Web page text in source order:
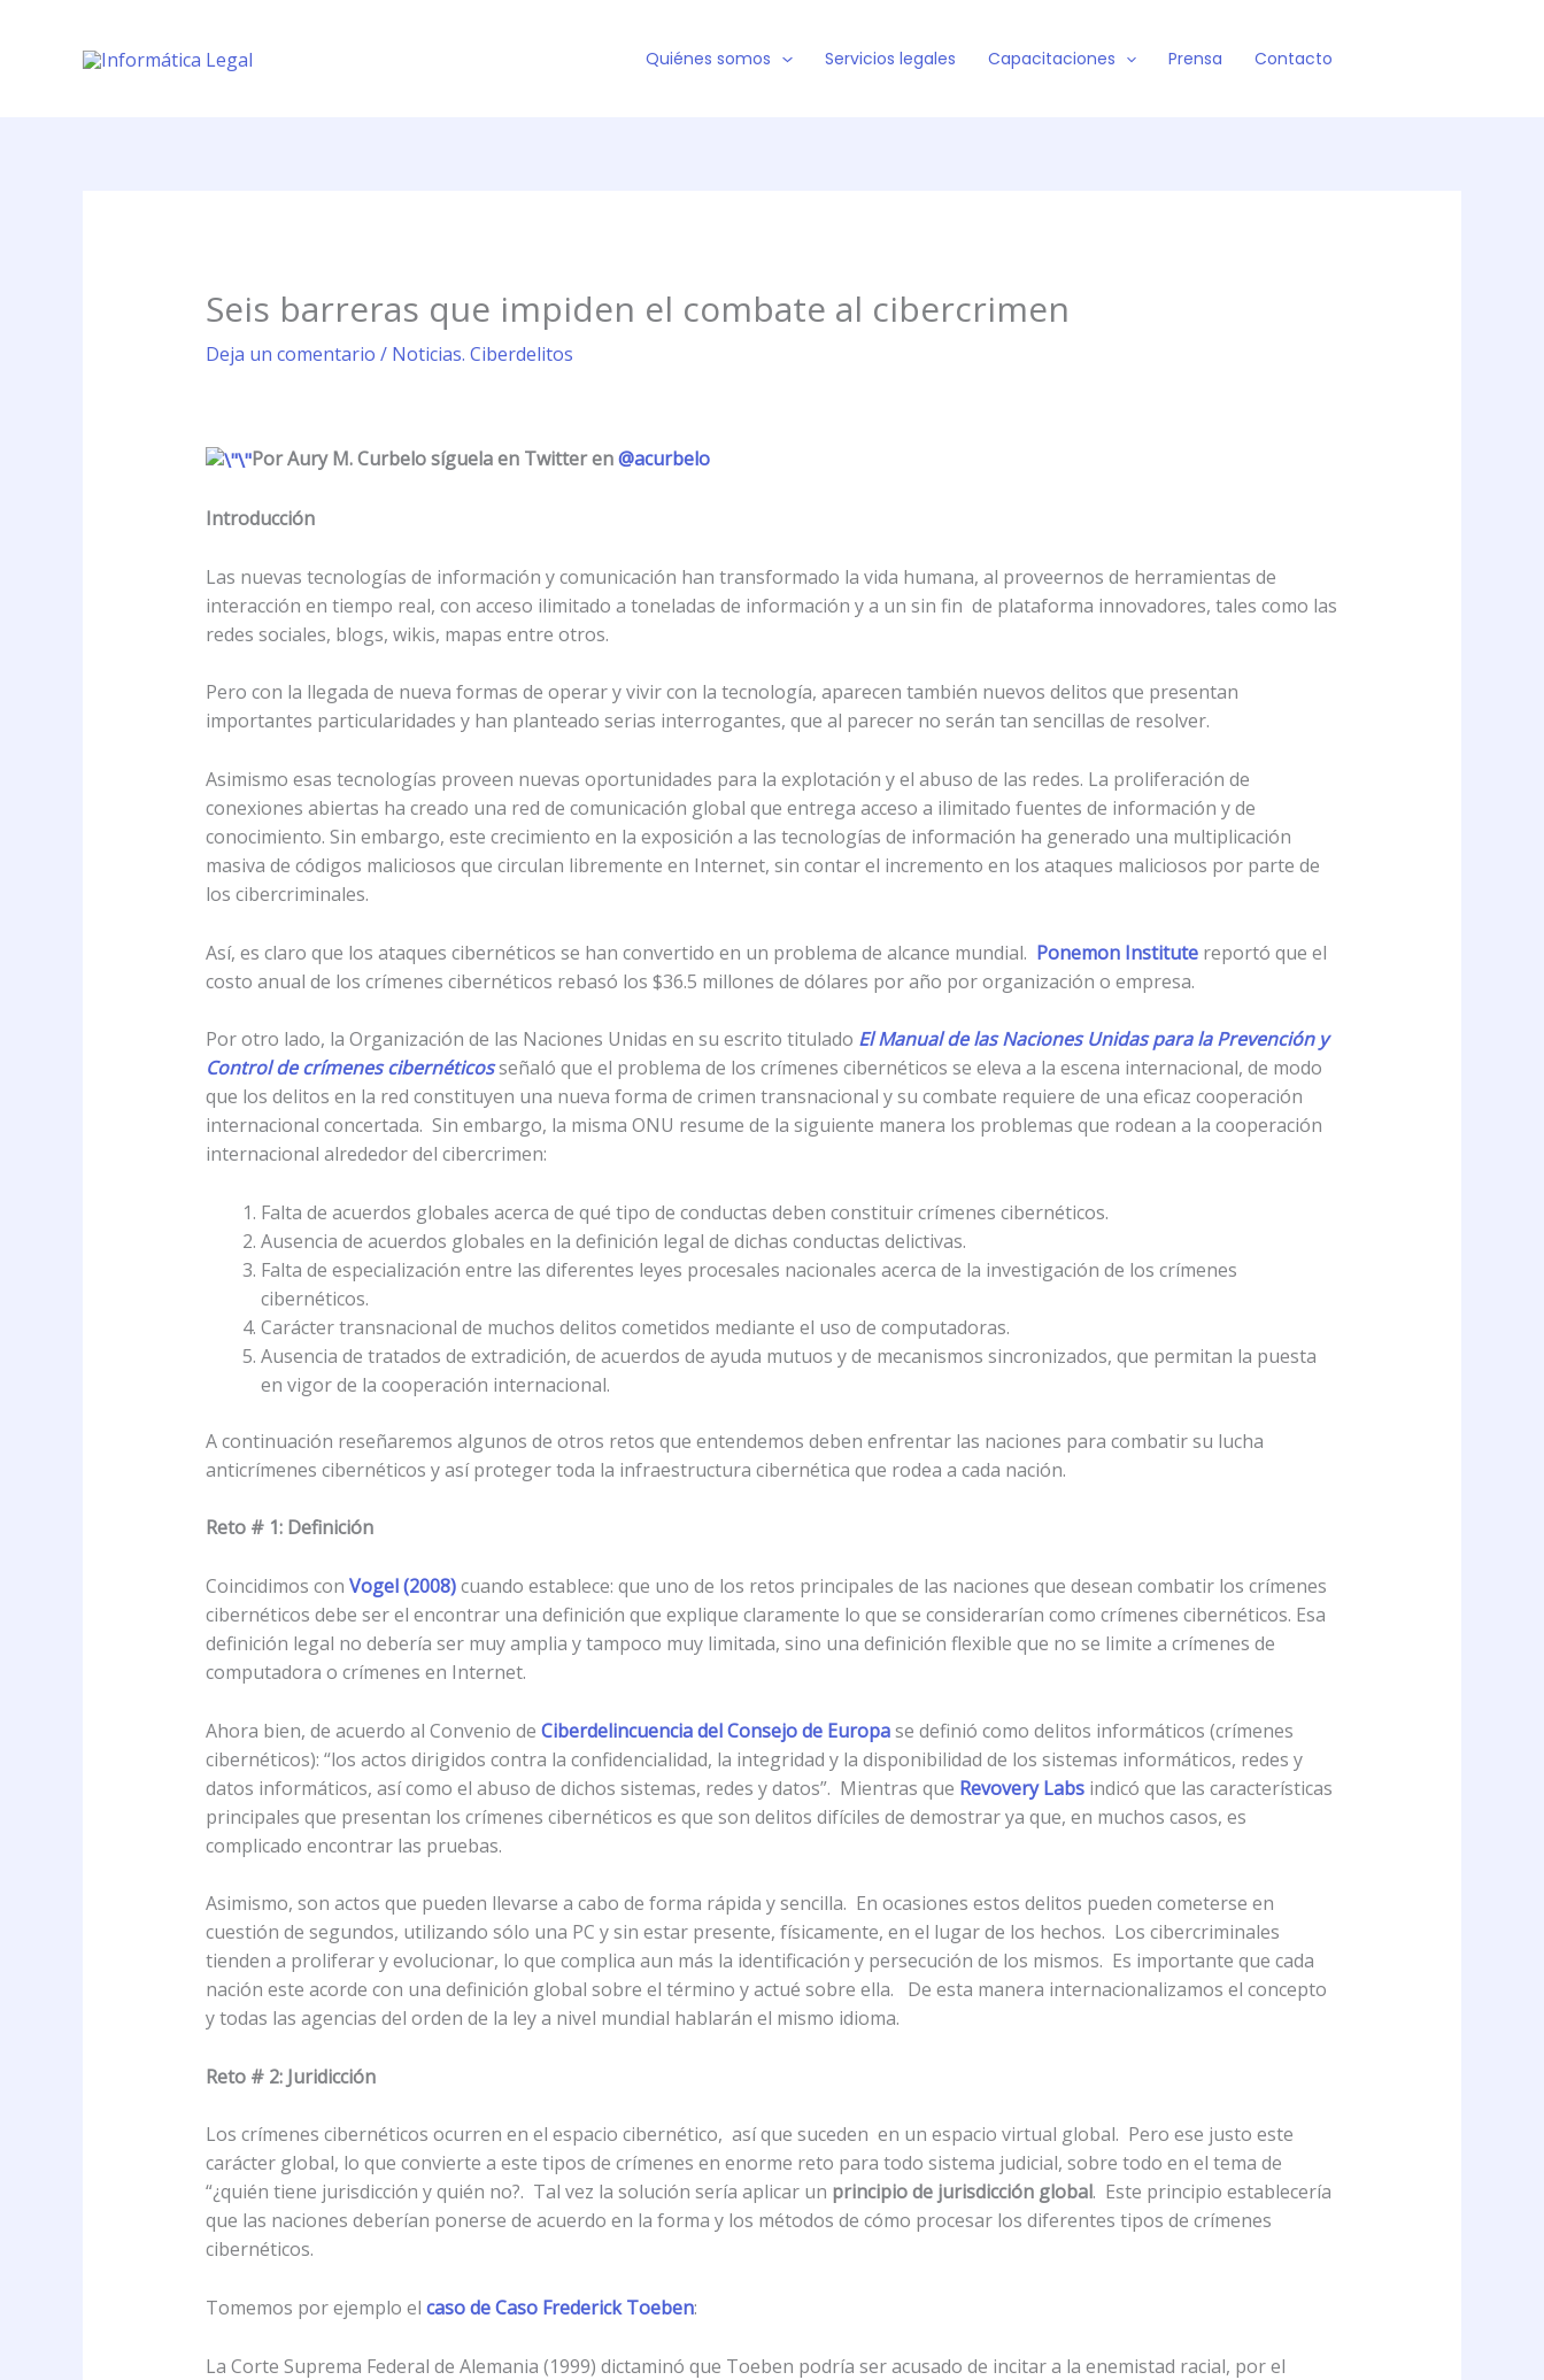
contenido
Quiénes somos Servicios legales Capacitaciones Prensa Contacto
Seis barreras que impiden el combate al cibercrimen
Deja un comentario / Noticias. Ciberdelitos
Por Aury M. Curbelo síguela en Twitter en@acurbelo
Introducción
Las nuevas tecnologías de información y comunicación han transformado la vida humana, al proveernos de herramientas de
interacción en tiempo real, con acceso ilimitado a toneladas de información y a un sin fin de plataforma innovadores, tales como las
redes sociales, blogs, wikis, mapas entre otros.
Pero con la llegada de nueva formas de operar y vivir con la tecnología, aparecen también nuevos delitos que presentan
importantes particularidades y han planteado serias interrogantes, que al parecer no serán tan sencillas de resolver.
Asimismo esas tecnologías proveen nuevas oportunidades para la explotación y el abuso de las redes. La proliferación de
conexiones abiertas ha creado una red de comunicación global que entrega acceso a ilimitado fuentes de información y de
conocimiento. Sin embargo, este crecimiento en la exposición a las tecnologías de información ha generado una multiplicación
masiva de códigos maliciosos que circulan libremente en Internet, sin contar el incremento en los ataques maliciosos por parte de
los cibercriminales.
Así, es claro que los ataques cibernéticos se han convertido en un problema de alcance mundial. Ponemon Institutereportó que el
costo anual de los crímenes cibernéticos rebasó los $36.5 millones de dólares por año por organización o empresa.
Por otro lado, la Organización de las Naciones Unidas en su escrito titulado El Manual de las Naciones Unidas para la Prevención y
Control de crímenes cibernéticosseñaló que el problema de los crímenes cibernéticos se eleva a la escena internacional, de modo
que los delitos en la red constituyen una nueva forma de crimen transnacional y su combate requiere de una eficaz cooperación
internacional concertada. Sin embargo, la misma ONU resume de la siguiente manera los problemas que rodean a la cooperación
internacional alrededor del cibercrimen:
Falta de acuerdos globales acerca de qué tipo de conductas deben constituir crímenes cibernéticos.
Ausencia de acuerdos globales en la definición legal de dichas conductas delictivas.
Falta de especialización entre las diferentes leyes procesales nacionales acerca de la investigación de los crímenes
cibernéticos.
Carácter transnacional de muchos delitos cometidos mediante el uso de computadoras.
Ausencia de tratados de extradición, de acuerdos de ayuda mutuos y de mecanismos sincronizados, que permitan la puesta
en vigor de la cooperación internacional.
A continuación reseñaremos algunos de otros retos que entendemos deben enfrentar las naciones para combatir su lucha
anticrímenes cibernéticos y así proteger toda la infraestructura cibernética que rodea a cada nación.
Reto # 1: Definición
Coincidimos con Vogel (2008)cuando establece: que uno de los retos principales de las naciones que desean combatir los crímenes
cibernéticos debe ser el encontrar una definición que explique claramente lo que se considerarían como crímenes cibernéticos. Esa
definición legal no debería ser muy amplia y tampoco muy limitada, sino una definición flexible que no se limite a crímenes de
computadora o crímenes en Internet.
Ahora bien, de acuerdo al Convenio de Ciberdelincuencia del Consejo de Europase definió como delitos informáticos (crímenes
cibernéticos): “los actos dirigidos contra la confidencialidad, la integridad y la disponibilidad de los sistemas informáticos, redes y
datos informáticos, así como el abuso de dichos sistemas, redes y datos”. Mientras que Revovery Labs indicó que las características
principales que presentan los crímenes cibernéticos es que son delitos difíciles de demostrar ya que, en muchos casos, es
complicado encontrar las pruebas.
Asimismo, son actos que pueden llevarse a cabo de forma rápida y sencilla. En ocasiones estos delitos pueden cometerse en
cuestión de segundos, utilizando sólo una PC y sin estar presente, físicamente, en el lugar de los hechos. Los cibercriminales
tienden a proliferar y evolucionar, lo que complica aun más la identificación y persecución de los mismos. Es importante que cada
nación este acorde con una definición global sobre el término y actué sobre ella. De esta manera internacionalizamos el concepto
y todas las agencias del orden de la ley a nivel mundial hablarán el mismo idioma.
Reto # 2: Juridicción
Los crímenes cibernéticos ocurren en el espacio cibernético, así que suceden en un espacio virtual global. Pero ese justo este
carácter global, lo que convierte a este tipos de crímenes en enorme reto para todo sistema judicial, sobre todo en el tema de
“¿quién tiene jurisdicción y quién no?. Tal vez la solución sería aplicar un principio de jurisdicción global. Este principio establecería
que las naciones deberían ponerse de acuerdo en la forma y los métodos de cómo procesar los diferentes tipos de crímenes
cibernéticos.
Tomemos por ejemplo el caso de Caso Frederick Toeben:
La Corte Suprema Federal de Alemania (1999) dictaminó que Toeben podría ser acusado de incitar a la enemistad racial, por el